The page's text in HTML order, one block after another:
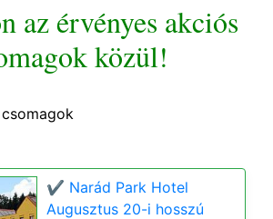
az érvényes akciós
közül!
✔️ Narád Park Hotel
Augusztus 20-i hosszú